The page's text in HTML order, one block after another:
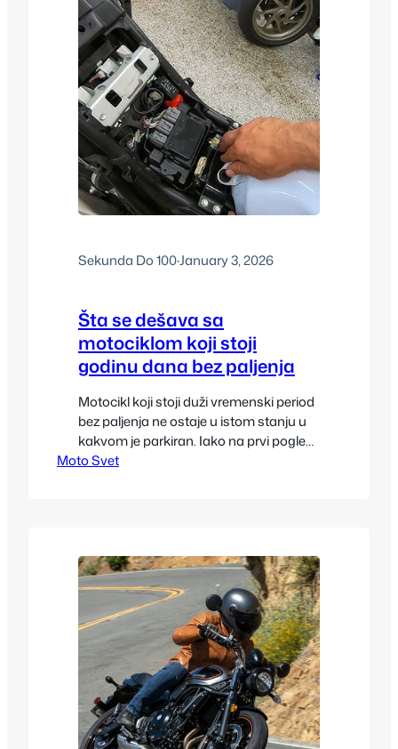
Sekunda Do 100·January 3, 2026
Šta se dešava sa
motociklom koji stoji
godinu dana bez paljenja
Motocikl koji stoji duži vremenski period
bez paljenja ne ostaje u istom stanju u
kakvom je parkiran. Iako na prvi pogled
može delovati da mirovanje čuva
ozbiljno uticati na njegovu pouzdanost,
bezbednost i…
Moto Svet